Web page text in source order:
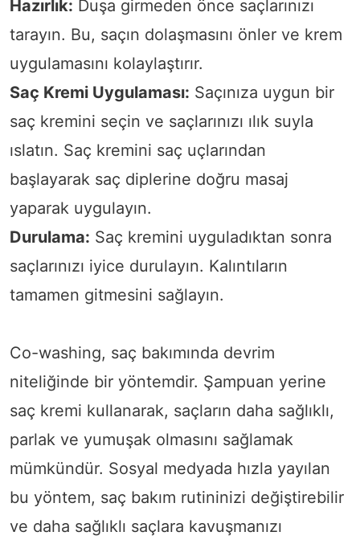
Hazırlık: Duşa girmeden önce saçlarınızı
tarayın. Bu, saçın dolaşmasını önler ve krem
uygulamasını kolaylaştırır.
Saç Kremi Uygulaması: Saçınıza uygun bir
saç kremini seçin ve saçlarınızı ılık suyla
ıslatın. Saç kremini saç uçlarından
başlayarak saç diplerine doğru masaj
yaparak uygulayın.
Durulama: Saç kremini uyguladıktan sonra
saçlarınızı iyice durulayın. Kalıntıların
tamamen gitmesini sağlayın.
Co-washing, saç bakımında devrim
niteliğinde bir yöntemdir. Şampuan yerine
saç kremi kullanarak, saçların daha sağlıklı,
parlak ve yumuşak olmasını sağlamak
mümkündür. Sosyal medyada hızla yayılan
bu yöntem, saç bakım rutininizi değiştirebilir
ve daha sağlıklı saçlara kavuşmanızı